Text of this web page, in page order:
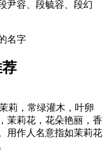
尹容、段毓容、段幻
莉，常绿灌木，叶卵
茉莉花，花朵艳丽，香
用作人名意指如茉莉花